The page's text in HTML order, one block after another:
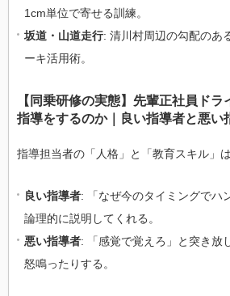
1cm単位で寄せる訓練。
坂道・山道走行: 清川村周辺の勾配のあ
ーキ活用術。
【同乗研修の実態】先輩正社員ド
指導をするのか｜良い指導者と悪い
指導担当者の「人格」と「教育スキル」
良い指導者: 「なぜ今のタイミングでハ
論理的に説明してくれる。
悪い指導者: 「感覚で覚えろ」と突き放
怒鳴ったりする。